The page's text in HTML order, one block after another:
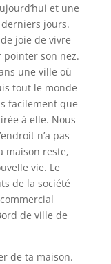
et une
jours.
joie de vivre
son nez.
une ville où
tout le monde
facilement que
à elle. Nous
n’a pas
maison reste,
vie. Le
de la société
de ville de
de ta maison.